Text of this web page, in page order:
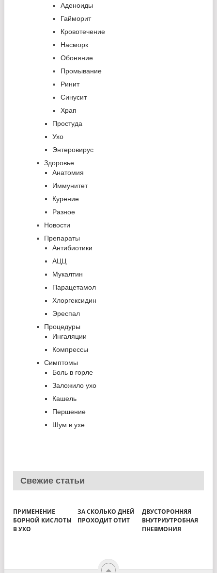
Аденоиды
Гайморит
Кровотечение
Насморк
Обоняние
Промывание
Ринит
Синусит
Храп
Простуда
Ухо
Энтеровирус
Здоровье
Анатомия
Иммунитет
Курение
Разное
Новости
Препараты
Антибиотики
АЦЦ
Мукалтин
Парацетамол
Хлоргексидин
Эреспал
Процедуры
Ингаляции
Компрессы
Симптомы
Боль в горле
Заложило ухо
Кашель
Першение
Шум в ухе
Свежие статьи
ПРИМЕНЕНИЕ
БОРНОЙ КИСЛОТЫ
В УХО
ЗА СКОЛЬКО ДНЕЙ
ПРОХОДИТ ОТИТ
ДВУСТОРОННЯЯ
ВНУТРИУТРОБНАЯ
ПНЕВМОНИЯ